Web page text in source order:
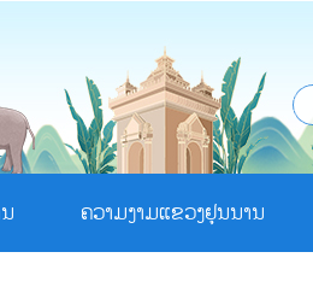
ຄວາມງາມແຂວງຢຸນນານ